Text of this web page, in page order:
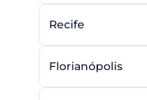
Recife
Florianópolis